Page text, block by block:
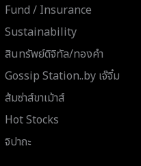
Fund / Insurance
Sustainability
สินทรัพย์ดิจิทัล/ทองคำ
Gossip Station..by เจ๊จิ๋ม
ส้มซ่าส์ขาเม้าส์
Hot Stocks
จิปาถะ